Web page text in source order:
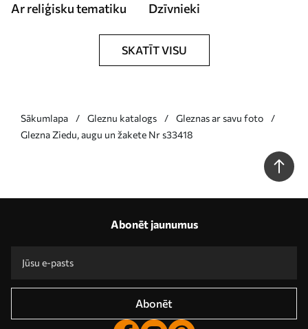
Ar reliģisku tematiku Dzīvnieki
SKATĪT VISU
Sākumlapa Gleznu katalogs
Gleznas ar savu foto
Glezna Ziedu, augu un žakete Nr s33418
Abonēt jaunumus
Abonēt